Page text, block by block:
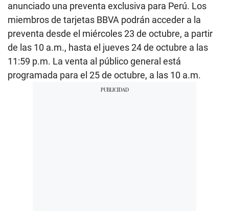
anunciado una preventa exclusiva para Perú. Los
miembros de tarjetas BBVA podrán acceder a la
preventa desde el miércoles 23 de octubre, a partir
de las 10 a.m., hasta el jueves 24 de octubre a las
11:59 p.m. La venta al público general está
programada para el 25 de octubre, a las 10 a.m.